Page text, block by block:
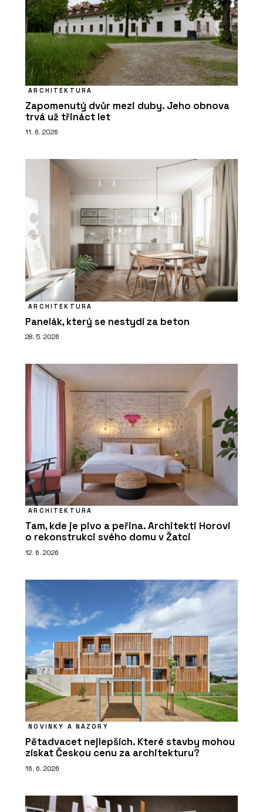
ARCHITEKTURA
Zapomenutý dvůr mezi duby. Jeho obnova
trvá už třináct let
11. 6. 2026
ARCHITEKTURA
Panelák, který se nestydí za beton
28. 5. 2026
ARCHITEKTURA
Tam, kde je pivo a peřina. Architekti Horovi
o rekonstrukci svého domu v Žatci
12. 6. 2026
NOVINKY A NÁZORY
Pětadvacet nejlepších. Které stavby mohou
získat Českou cenu za architekturu?
16. 6. 2026